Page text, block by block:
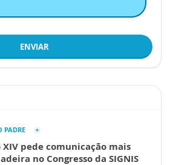
ENVIAR
PADRE
XIV pede comunicação mais
no Congresso da SIGNIS